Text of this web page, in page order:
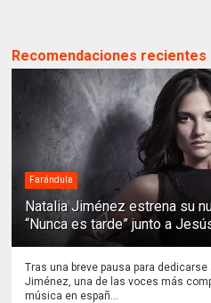
Recomendaciones recientes
Farándula
Natalia Jiménez estrena su
“Nunca es tarde” junto a
Tras una breve pausa para
Jiménez, una de las voces más
música en españ...